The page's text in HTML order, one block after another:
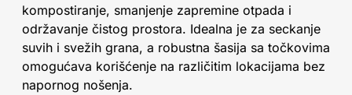
kompostiranje, smanjenje zapremine otpada i
održavanje čistog prostora. Idealna je za seckanje
suvih i svežih grana, a robustna šasija sa točkovima
omogućava korišćenje na različitim lokacijama bez
napornog nošenja.